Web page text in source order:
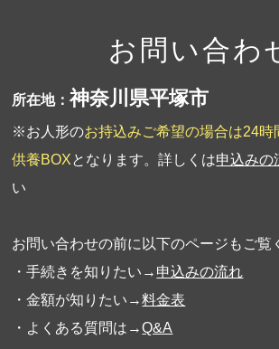
お問い合わ
所在地：神奈川県平塚市
※お人形のお持込みご希望の場合は24時
供養BOXとなります。詳しくは申込みの
い
お問い合わせの前に以下のページもご覧
・手続きを知りたい→ 申込みの流れ
・金額が知りたい→料金表
・よくある質問は→Q&A